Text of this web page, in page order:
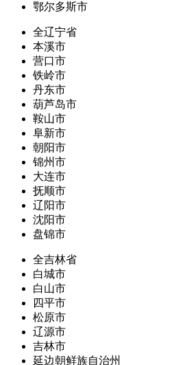
鄂尔多斯市
全辽宁省
本溪市
营口市
铁岭市
丹东市
葫芦岛市
鞍山市
阜新市
朝阳市
锦州市
大连市
抚顺市
辽阳市
沈阳市
盘锦市
全吉林省
白城市
白山市
四平市
松原市
辽源市
吉林市
延边朝鲜族自治州